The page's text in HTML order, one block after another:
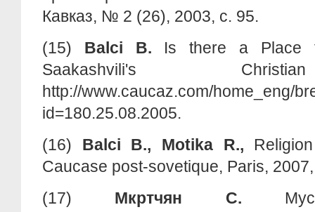
Кавказ, № 2 (26), 2003, с. 95.
(15) Balci B. Is there a Place
Saakashvili's
http://www.caucaz.com/home_eng/
id=180.25.08.2005.
(16) Balci B., Motika R.,
Caucase post-sovetique, Paris,
(17) Мкртчян С.